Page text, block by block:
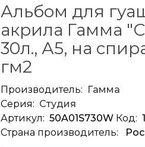
Альбом для
акрила Гамма
30л., А5, на
гм2
Производитель: Гамма
Серия: Студия
Артикул: 50A01S730WКод:
Страна производитель: